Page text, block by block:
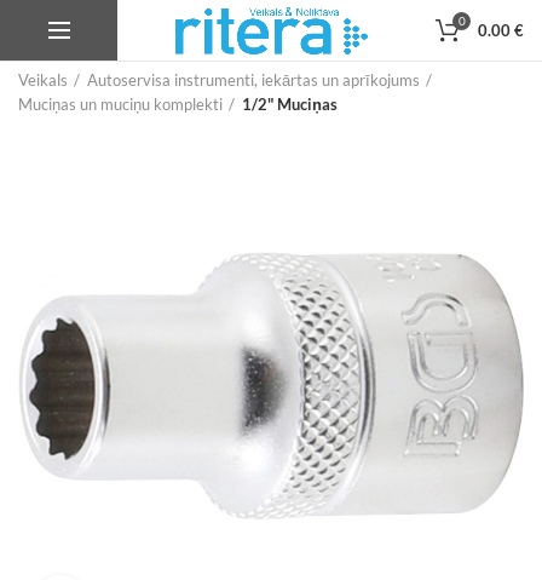
0 0.00€
Veikals
Autoservisa instrumenti, iekārtas un aprīkojums
Muciņas un muciņu komplekti
1/2" Muciņas